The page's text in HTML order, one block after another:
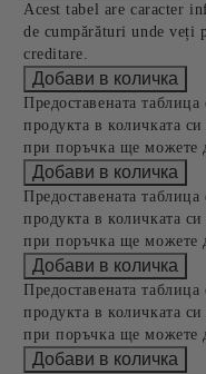
Acest tabel are caracter
de cumpărături unde veți
creditare.
Предоставената
продукта в количката
при поръчка ще можете
Предоставената
продукта в количката
при поръчка ще можете
Предоставената
продукта в количката
при поръчка ще можете